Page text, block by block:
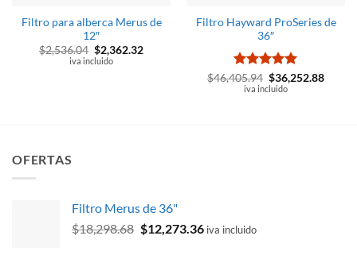
Filtro para alberca Merus de
12″
$2,536.04 El
precio
$2,362.32El
iva incluido
Filtro Hayward ProSeries de
36″
Valorado
con5de 5
$46,405.94 El
precio
$36,252.88El
iva incluido
OFERTAS
Filtro Merus de 36"
$18,298.68 El
$12,273.36Eliva incluido